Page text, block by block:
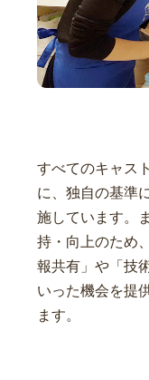
すべてのキャス
に、独自の基準
施しています。
持・向上のため
報共有」や「技
いった機会を提
ます。